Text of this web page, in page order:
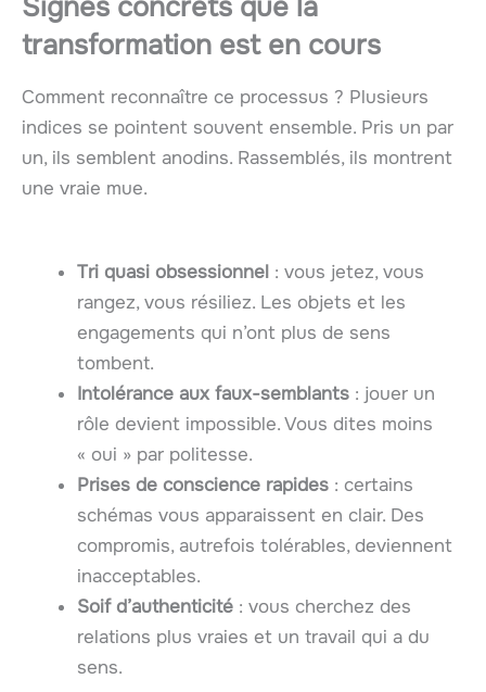
transformation est en cours
Comment reconnaître ce processus ? Plusieurs
indices se pointent souvent ensemble. Pris un par
un, ils semblent anodins. Rassemblés, ils montrent
une vraie mue.
Tri quasi obsessionnel : vous jetez, vous
rangez, vous résiliez. Les objets et les
engagements qui n’ont plus de sens
tombent.
Intolérance aux faux-semblants : jouer un
rôle devient impossible. Vous dites moins
« oui » par politesse.
Prises de conscience rapides : certains
schémas vous apparaissent en clair. Des
compromis, autrefois tolérables, deviennent
inacceptables.
Soif d’authenticité : vous cherchez des
relations plus vraies et un travail qui a du
sens.